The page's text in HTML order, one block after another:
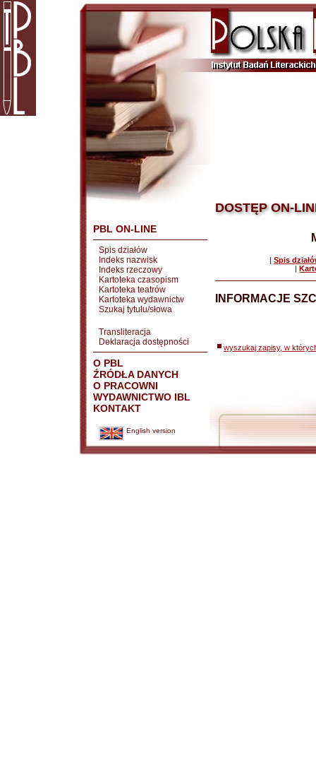
PBL ON-LINE
Spis działów
Indeks nazwisk
Indeks rzeczowy
Kartoteka czasopism
Kartoteka teatrów
Kartoteka wydawnictw
Szukaj tytułu/słowa
Transliteracja
Deklaracja dostępności
O PBL
ŹRÓDŁA DANYCH
O PRACOWNI
WYDAWNICTWO IBL
KONTAKT
English version
DOSTĘP ON-
| Spis
|
INFORMACJE
wyszukaj zapisy, w